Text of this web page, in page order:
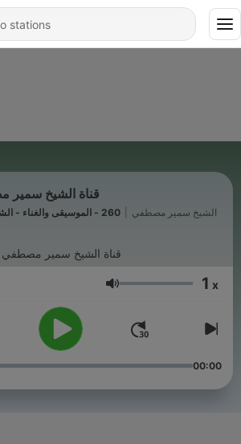
قناة الشيخ
الشيخ سمير مصطفي
260 - الموسيقى والغناء -
قناة الشيخ سمير مصطفي
Volume 1 x
00:00